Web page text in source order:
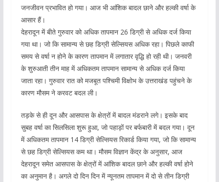
जनजीवन प्रभावित हो गया। आज भी आंशिक बादल छाने और हल्की वर्षा के
आसार हैं।
देहरादून में बीते गुरुवार को अधिक तापमान 26 डिग्री से अधिक दर्ज किया
गया था। जो कि सामान्य से छह डिग्री सेल्सियस अधिक रहा। पिछले काफी
समय से वर्षा न होने के कारण तापमान में लगातार वृद्धि हो रही थी। जनवरी
के शुरुआती तीन माह में अधिकतम तापमान सामान्य से अधिक दर्ज किया
जाता रहा। गुरुवार रात को मजबूत पश्चिमी विक्षोभ के उत्तराखंड पहुंचने के
कारण मौसम ने करवट बदल ली।
तड़के से ही दून और आसपास के क्षेत्रों में बादल मंडराने लगे। इसके बाद
सुबह वर्षा का सिलसिला शुरू हुआ, जो पहाड़ों पर बर्फबारी में बदल गया। दून
में अधिकतम तापमान 14 डिग्री सेल्सियस रिकार्ड किया गया, जो कि सामान्य
से छह डिग्री सेल्सियस कम था। मौसम विज्ञान केंद्र के अनुसार, आज
देहरादून समेत आसपास के क्षेत्रों में आंशिक बादल छाने और हल्की वर्षा होने
का अनुमान है। अगले दो दिन दिन में न्यूनतम तापमान में दो से तीन डिग्री